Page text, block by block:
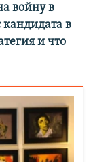
войну в
кандидата в
и что